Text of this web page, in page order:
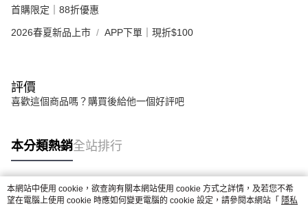
首購限定｜88折優惠
2026春夏新品上市 APP下單｜現折$100
評價
喜歡這個商品嗎？購買後給他一個好評吧
本分類熱銷全站排行
熱門標籤
本網站中使用 cookie，欲查詢有關本網站使用 cookie 方式之詳情，及若您不希
望在電腦上使用 cookie 時應如何變更電腦的 cookie 設定，請參閱本網站「 隱私